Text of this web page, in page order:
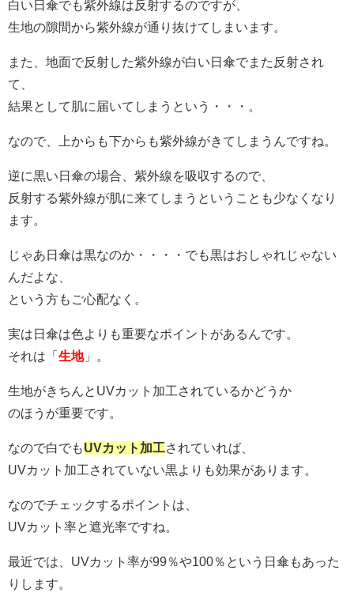
白い日傘でも紫外線は反射するのですが、
生地の隙間から紫外線が通り抜けてしまいます。
また、地面で反射した紫外線が白い日傘でまた反射され
て、
結果として肌に届いてしまうという・・・。
なので、上からも下からも紫外線がきてしまうんですね。
逆に黒い日傘の場合、紫外線を吸収するので、
反射する紫外線が肌に来てしまうということも少なくなり
ます。
じゃあ日傘は黒なのか・・・・でも黒はおしゃれじゃない
んだよな、
という方もご心配なく。
実は日傘は色よりも重要なポイントがあるんです。
それは「 生地」。
生地がきちんとUVカット加工されているかどうか
のほうが重要です。
なので白でもUVカット加工されていれば、
UVカット加工されていない黒よりも効果があります。
なのでチェックするポイントは、
UVカット率と遮光率ですね。
最近では、UVカット率が99％や100％という日傘もあった
りします。